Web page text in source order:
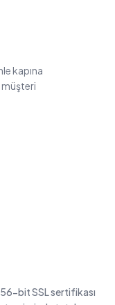
kapına
bit SSL sertifikası